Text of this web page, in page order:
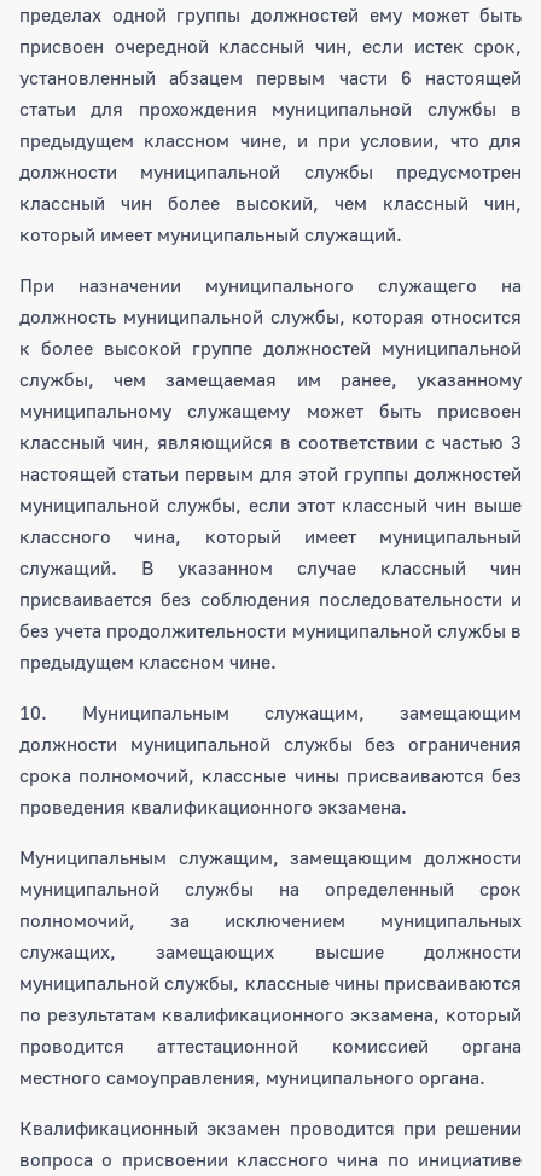
пределах одной группы должностей ему может быть
присвоен очередной классный чин, если истек срок,
установленный абзацем первым части 6 настоящей
статьи для прохождения муниципальной службы в
предыдущем классном чине, и при условии, что для
должности муниципальной службы предусмотрен
классный чин более высокий, чем классный чин,
который имеет муниципальный служащий.
При назначении муниципального служащего на
должность муниципальной службы, которая относится
к более высокой группе должностей муниципальной
службы, чем замещаемая им ранее, указанному
муниципальному служащему может быть присвоен
классный чин, являющийся в соответствии с частью 3
настоящей статьи первым для этой группы должностей
муниципальной службы, если этот классный чин выше
классного чина, который имеет муниципальный
служащий. В указанном случае классный чин
присваивается без соблюдения последовательности и
без учета продолжительности муниципальной службы в
предыдущем классном чине.
10. Муниципальным служащим, замещающим
должности муниципальной службы без ограничения
срока полномочий, классные чины присваиваются без
проведения квалификационного экзамена.
Муниципальным служащим, замещающим должности
муниципальной службы на определенный срок
полномочий, за исключением муниципальных
служащих, замещающих высшие должности
муниципальной службы, классные чины присваиваются
по результатам квалификационного экзамена, который
проводится аттестационной комиссией органа
местного самоуправления, муниципального органа.
Квалификационный экзамен проводится при решении
вопроса о присвоении классного чина по инициативе